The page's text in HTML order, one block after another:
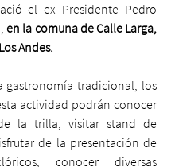
el ex Presidente Pedro
en la comuna de Calle Larga,
Andes.
gastronomía tradicional, los
actividad podrán conocer
la trilla, visitar stand de
de la presentación de
conocer diversas